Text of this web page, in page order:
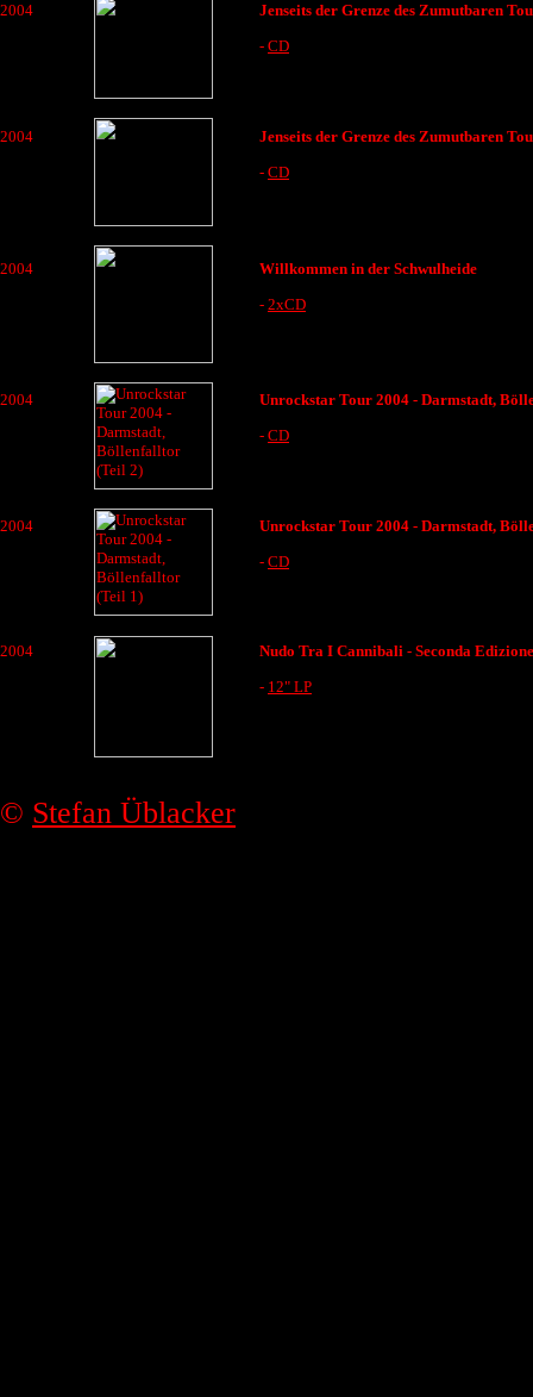
2004
Jenseits der Grenze des Zumutbaren
- CD
2004
Jenseits der Grenze des Zumutbaren
- CD
2004
Willkommen in der Schwulheide
- 2xCD
2004
Unrockstar Tour 2004 - Darmstadt,
- CD
2004
Unrockstar Tour 2004 - Darmstadt,
- CD
2004
Nudo Tra I Cannibali - Seconda Edizione
- 12" LP
© Stefan Üblacker